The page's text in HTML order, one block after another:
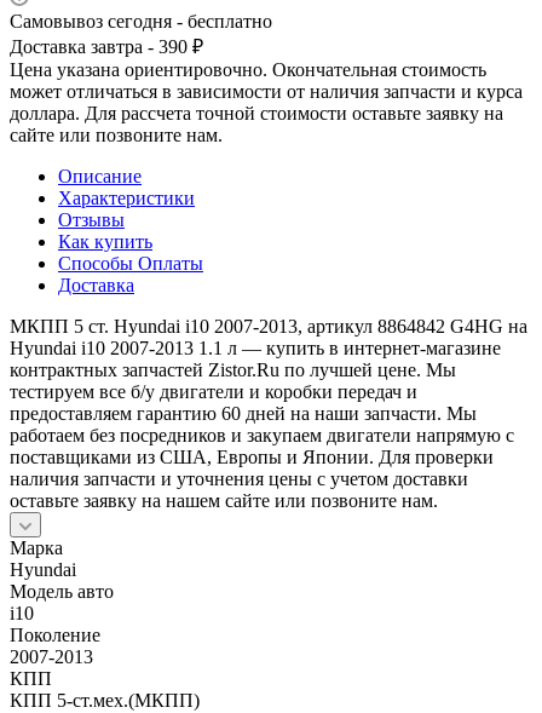
Самовывоз сегодня - бесплатно
Доставка завтра - 390 ₽
Цена указана ориентировочно. Окончательная стоимость
может отличаться в зависимости от наличия запчасти и курса
доллара. Для рассчета точной стоимости оставьте заявку на
сайте или позвоните нам.
Описание
Характеристики
Отзывы
Как купить
Способы Оплаты
Доставка
МКПП 5 ст. Hyundai i10 2007-2013, артикул 8864842 G4HG на
Hyundai i10 2007-2013 1.1 л — купить в интернет-магазине
контрактных запчастей Zistor.Ru по лучшей цене. Мы
тестируем все б/у двигатели и коробки передач и
предоставляем гарантию 60 дней на наши запчасти. Мы
работаем без посредников и закупаем двигатели напрямую с
поставщиками из США, Европы и Японии. Для проверки
наличия запчасти и уточнения цены с учетом доставки
оставьте заявку на нашем сайте или позвоните нам.
Марка
Hyundai
Модель авто
i10
Поколение
2007-2013
КПП
КПП 5-ст.мех.(МКПП)